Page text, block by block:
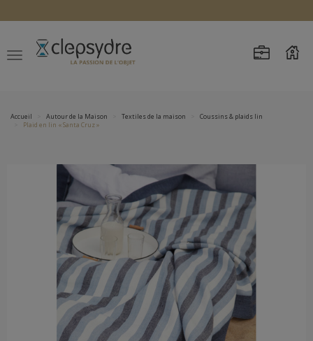
Accueil Autour de la Maison Textiles de la maison
Coussins & plaids lin
Plaid en lin « Santa Cruz »